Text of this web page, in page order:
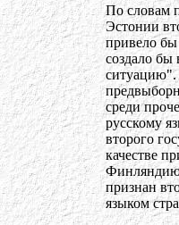
По словам
Эстонии
привело бы
создало бы
ситуацию".
среди
русскому
второго
качестве
признан
языком